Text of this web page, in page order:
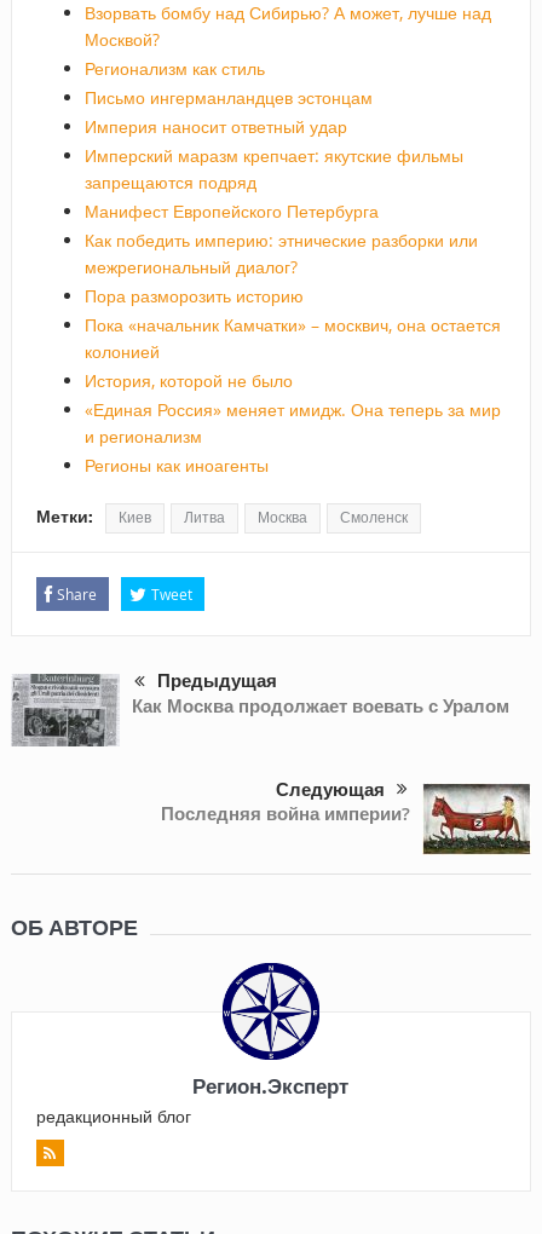
Взорвать бомбу над Сибирью? А может, лучше над
Москвой?
Регионализм как стиль
Письмо ингерманландцев эстонцам
Империя наносит ответный удар
Имперский маразм крепчает: якутские фильмы
запрещаются подряд
Манифест Европейского Петербурга
Как победить империю: этнические разборки или
межрегиональный диалог?
Пора разморозить историю
Пока «начальник Камчатки» – москвич, она остается
колонией
История, которой не было
«Единая Россия» меняет имидж. Она теперь за мир
и регионализм
Регионы как иноагенты
Метки: Киев Литва Москва Смоленск
Share Tweet
Предыдущая
Как Москва продолжает воевать с Уралом
Следующая
Последняя война империи?
ОБ АВТОРЕ
Регион.Эксперт
редакционный блог